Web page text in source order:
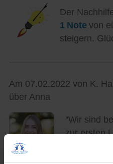
Der
1 Notevon
steigern.
Am 07.02.2022 von K.
über Anna
"Wir sind
zur ersten